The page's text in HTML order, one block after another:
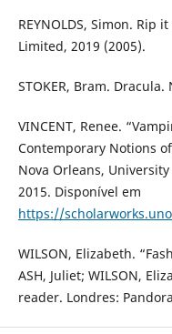
REYNOLDS, Simon. Rip
Limited, 2019 (2005).
STOKER, Bram.
VINCENT, Renee.
Contemporary Notions
Nova Orleans,
2015. Disponível em
https://
WILSON, Elizabeth.
ASH, Juliet; WILSON,
reader. Londres: